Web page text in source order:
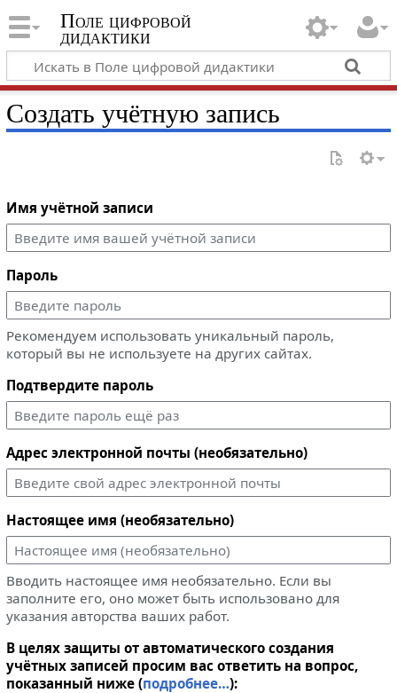
Поле цифровой
дидактики
Создать учётную запись
Имя учётной записи
Пароль
Рекомендуем использовать уникальный пароль,
который вы не используете на других сайтах.
Подтвердите пароль
Адрес электронной почты (необязательно)
Настоящее имя (необязательно)
Вводить настоящее имя необязательно. Если вы
заполните его, оно может быть использовано для
указания авторства ваших работ.
В целях защиты от автоматического создания
учётных записей просим вас ответить на вопрос,
показанный ниже (подробнее…):